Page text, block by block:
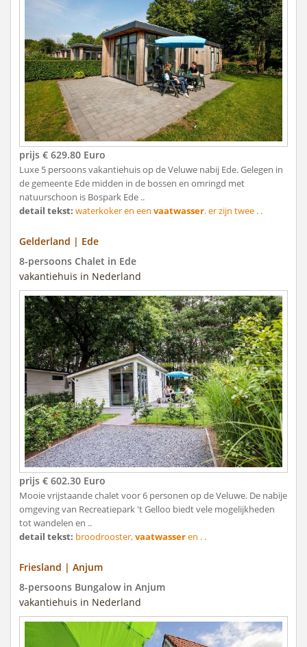
prijs € 629.80 Euro
Luxe 5 persoons vakantiehuis op de Veluwe nabij Ede. Gelegen in
de gemeente Ede midden in de bossen en omringd met
natuurschoon is Bospark Ede ..
detail tekst: waterkoker en een vaatwasser. er zijn twee . .
Gelderland | Ede
8-persoons Chalet in Ede
vakantiehuis in Nederland
prijs € 602.30 Euro
Mooie vrijstaande chalet voor 6 personen op de Veluwe. De nabije
omgeving van Recreatiepark 't Gelloo biedt vele mogelijkheden
tot wandelen en ..
detail tekst: broodrooster,vaatwasseren . .
Friesland | Anjum
8-persoons Bungalow in Anjum
vakantiehuis in Nederland